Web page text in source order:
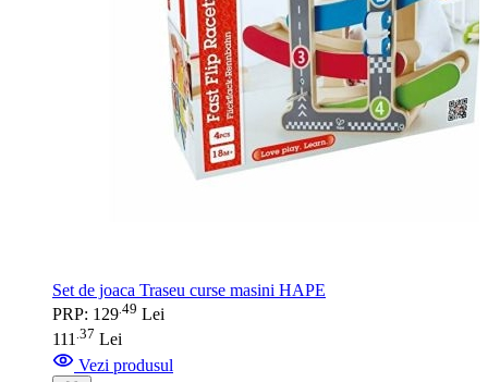
Set de joaca Traseu curse masini HAPE
PRP: 129 49 Lei
111 37 Lei
Vezi produsul